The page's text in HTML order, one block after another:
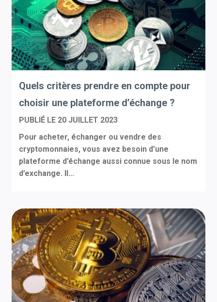
Quels critères prendre en compte pour
choisir une plateforme d’échange ?
PUBLIÉ LE 20 JUILLET 2023
Pour acheter, échanger ou vendre des
cryptomonnaies, vous avez besoin d’une
plateforme d’échange aussi connue sous le nom
d’exchange. Il...